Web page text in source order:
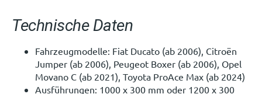
Technische Daten
Fahrzeugmodelle: Fiat Ducato (ab 2006), Citroën
Jumper (ab 2006), Peugeot Boxer (ab 2006), Opel
Movano C (ab 2021), Toyota ProAce Max (ab 2024)
Ausführungen: 1000 x 300 mm oder 1200 x 300